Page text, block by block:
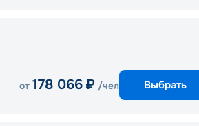
от 178 066 ₽ /чел Выбрать